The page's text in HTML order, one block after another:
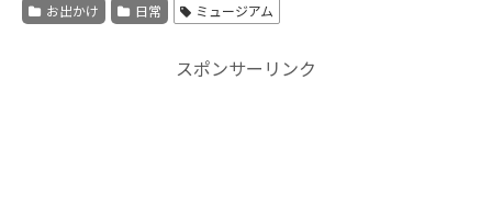
お出かけ 日常 ミュージアム
スポンサーリンク